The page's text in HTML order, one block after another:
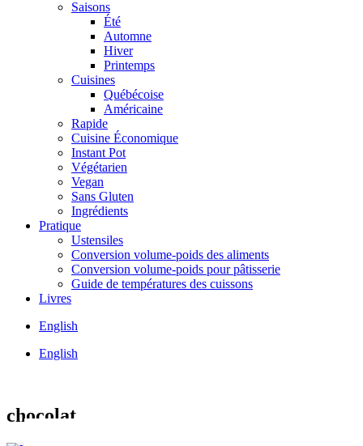
Saisons
Été
Automne
Hiver
Printemps
Cuisines
Québécoise
Américaine
Rapide
Cuisine Économique
Instant Pot
Végétarien
Vegan
Sans Gluten
Ingrédients
Pratique
Ustensiles
Conversion volume-poids des aliments
Conversion volume-poids pour pâtisserie
Guide de températures des cuissons
Livres
English
English
chocolat